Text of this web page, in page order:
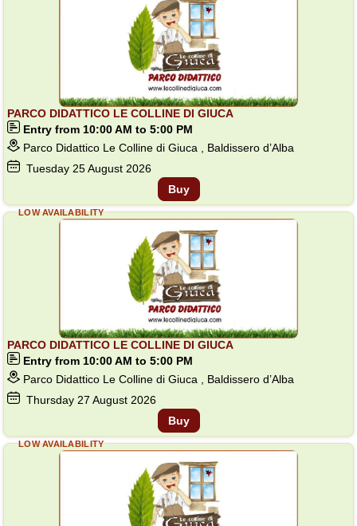
PARCO DIDATTICO LE COLLINE DI GIUCA
Entry from 10:00 AM to 5:00 PM
Parco Didattico Le Colline di Giuca , Baldissero d’Alba
Tuesday 25August 2026
Buy
PARCO DIDATTICO LE COLLINE DI GIUCA
Entry from 10:00 AM to 5:00 PM
Parco Didattico Le Colline di Giuca , Baldissero d’Alba
Thursday 27 August 2026
LOW AVAILABILITY
Buy
LOW AVAILABILITY